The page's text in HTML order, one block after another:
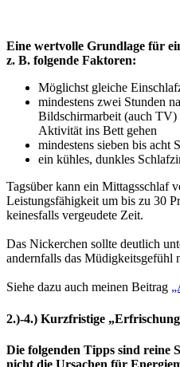
Eine wertvolle Grundlage für
z. B. folgende Faktoren:
Möglichst gleiche
mindestens zwei Stunden
Bildschirmarbeit (auch TV)
Aktivität ins Bett gehen
mindestens sieben bis acht
ein kühles, dunkles
Tagsüber kann ein Mittagsschlaf
Leistungsfähigkeit um bis zu 30
keinesfalls vergeudete Zeit.
Das Nickerchen sollte deutlich
andernfalls das Müdigkeitsgefühl
Siehe dazu auch meinen Beitrag
2.)-4.) Kurzfristige
Die folgenden Tipps sind reine
nicht die Ursachen für